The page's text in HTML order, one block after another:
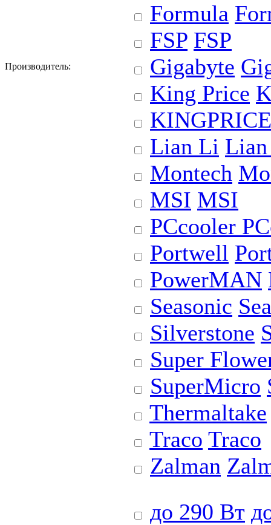
Производитель:
Formula
FSP FSP
Gigabyte
King Price
KINGPRICE
Lian Li
Montech
MSI MSI
PCcooler
Portwell
PowerMAN
Seasonic
Silverstone
Super
SuperMicro
Thermaltake
Traco Traco
Zalman
до 290 Вт